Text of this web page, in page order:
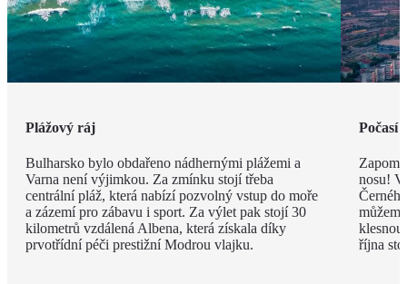
Plážový ráj
Bulharsko bylo obdařeno nádhernými plážemi a
Varna není výjimkou. Za zmínku stojí třeba
centrální pláž, která nabízí pozvolný vstup do moře
a zázemí pro zábavu i sport. Za výlet pak stojí 30
kilometrů vzdálená Albena, která získala díky
prvotřídní péči prestižní Modrou vlajku.
Počasí
nosu!
října